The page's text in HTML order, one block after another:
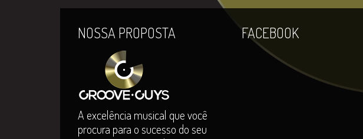
NOSSA PROPOSTA
A excelência musical que você
procura para o sucesso do seu
FACEBOOK